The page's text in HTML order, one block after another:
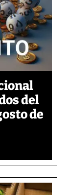
del
de